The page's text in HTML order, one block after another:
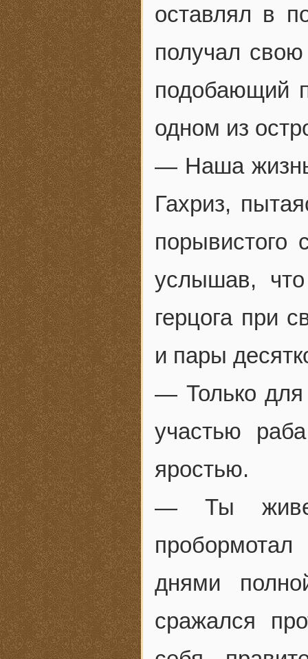
оставлял в
получал
подобающий
одном из
— Наша
Гахриз,
услышав,
герцога при
и пары
— Только для
участью
яростью.
— Ты
днями
сражался